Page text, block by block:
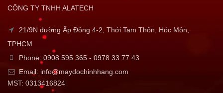
CÔNG TY TNHH ALATECH
21/9N đường Ấp Đông 4-2, Thới Tam Thôn, Hóc Môn,
TPHCM
Phone: 0908 595 365 - 0978 33 77 43
Email: info@maydochinhhang.com
MST: 0313416824